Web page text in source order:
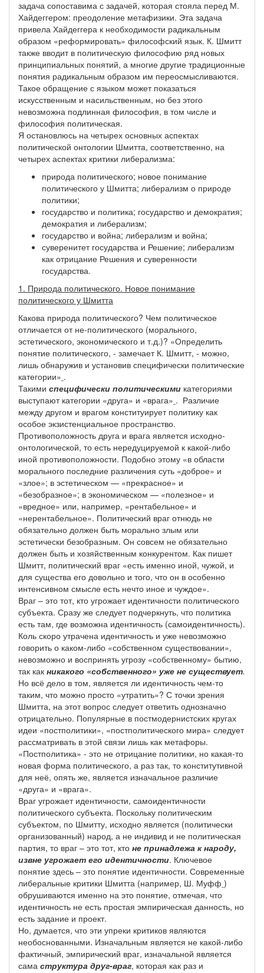
задача сопоставима с задачей, которая стояла перед М.
Хайдеггером: преодоление метафизики. Эта задача
привела Хайдеггера к необходимости радикальным
образом «реформировать» философский язык. К. Шмитт
также вводит в политическую философию ряд новых
принципиальных понятий, а многие другие традиционные
понятия радикальным образом им переосмысливаются.
Такое обращение с языком может показаться
искусственным и насильственным, но без этого
невозможна подлинная философия, в том числе и
философия политическая.
Я остановлюсь на четырех основных аспектах
политической онтологии Шмитта, соответственно, на
четырех аспектах критики либерализма:
природа политического; новое понимание
политического у Шмитта; либерализм о природе
политики;
государство и политика; государство и демократия;
демократия и либерализм;
государство и война; либерализм и война;
суверенитет государства и Решение; либерализм
как отрицание Решения и суверенности
государства.
1. Природа политического. Новое понимание
политического у Шмитта
Какова природа политического? Чем политическое
отличается от не-политического (морального,
эстетического, экономического и т.д.)? «Определить
понятие политического, - замечает К. Шмитт, - можно,
лишь обнаружив и установив специфически политические
категории» .
Такими специфически политическими категориями
выступают категории «друга» и «врага» . Различие
между другом и врагом конституирует политику как
особое экзистенциальное пространство.
Противоположность друга и врага является исходно-
онтологической, то есть нередуцируемой к какой-либо
иной противоположности. Подобно этому «в области
морального последние различения суть «доброе» и
«злое»; в эстетическом — «прекрасное» и
«безобразное»; в экономическом — «полезное» и
«вредное» или, например, «рентабельное» и
«нерентабельное». Политический враг отнюдь не
обязательно должен быть морально злым или
эстетически безобразным. Он совсем не обязательно
должен быть и хозяйственным конкурентом. Как пишет
Шмитт, политический враг «есть именно иной, чужой, и
для существа его довольно и того, что он в особенно
интенсивном смысле есть нечто иное и чуждое».
Враг – это тот, кто угрожает идентичности политического
субъекта. Сразу же следует подчеркнуть, что политика
есть там, где возможна идентичность (самоидентичность).
Коль скоро утрачена идентичность и уже невозможно
говорить о каком-либо «собственном существовании»,
невозможно и воспринять угрозу «собственному» бытию,
так как никакого «собственного» уже не существует.
Но всё дело в том, является ли идентичность чем-то
таким, что можно просто «утратить»? С точки зрения
Шмитта, на этот вопрос следует ответить однозначно
отрицательно. Популярные в постмодернистских кругах
идеи «постполитики», «постполитического мира» следует
рассматривать в этой связи лишь как метафоры.
«Постполитика» - это не отрицание политики, но какая-то
новая форма политического, а раз так, то конститутивной
для неё, опять же, является изначальное различие
«друга» и «врага».
Враг угрожает идентичности, самоидентичности
политического субъекта. Поскольку политическим
субъектом, по Шмитту, исходно является (политически
организованный) народ, а не индивид и не политическая
партия, то враг – это тот, кто не принадлежа к народу,
извне угрожает его идентичности. Ключевое
понятие здесь – это понятие идентичности. Современные
либеральные критики Шмитта (например, Ш. Муфф )
обрушиваются именно на это понятие, отмечая, что
идентичность не есть простая эмпирическая данность, но
есть задание и проект.
Но, думается, что эти упреки критиков являются
необоснованными. Изначальным является не какой-либо
фактичный, эмпирический враг, изначальной является
сама структура друг-враг, которая как раз и